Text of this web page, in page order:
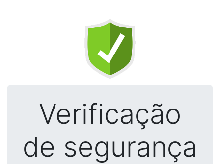
Verificação
de segurança